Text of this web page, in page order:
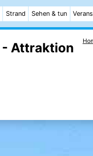
Strand Sehen & tun
- Attraktion